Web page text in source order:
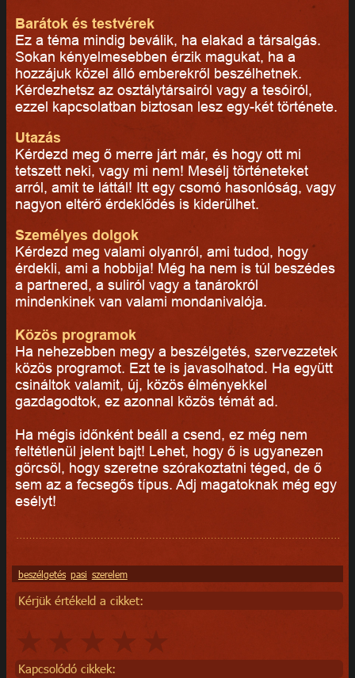
Barátok és testvérek
Ez a téma mindig beválik, ha elakad a társalgás.
Sokan kényelmesebben érzik magukat, ha a
hozzájuk közel álló emberekről beszélhetnek.
Kérdezhetsz az osztálytársairól vagy a tesóiról,
ezzel kapcsolatban biztosan lesz egy-két története.
Utazás
Kérdezd meg ő merre járt már, és hogy ott mi
tetszett neki, vagy mi nem! Mesélj történeteket
arról, amit te láttál! Itt egy csomó hasonlóság, vagy
nagyon eltérő érdeklődés is kiderülhet.
Személyes dolgok
Kérdezd meg valami olyanról, ami tudod, hogy
érdekli, ami a hobbija! Még ha nem is túl beszédes
a partnered, a suliról vagy a tanárokról
mindenkinek van valami mondanivalója.
Közös programok
Ha nehezebben megy a beszélgetés, szervezzetek
közös programot. Ezt te is javasolhatod. Ha együtt
csináltok valamit, új, közös élményekkel
gazdagodtok, ez azonnal közös témát ad.
Ha mégis időnként beáll a csend, ez még nem
feltétlenül jelent bajt! Lehet, hogy ő is ugyanezen
görcsöl, hogy szeretne szórakoztatni téged, de ő
sem az a fecsegős típus. Adj magatoknak még egy
esélyt!
beszélgetés pasi szerelem
Kérjük értékeld a cikket:
Kapcsolódó cikkek: